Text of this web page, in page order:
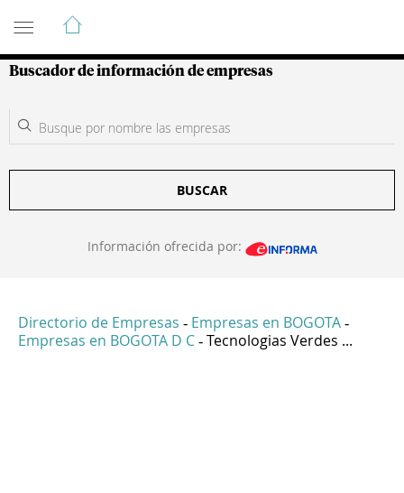
Guía de Empresas Colombianas
Buscador de información de empresas
BUSCAR
Información ofrecida por:
Directorio de Empresas - Empresas en BOGOTA -
Empresas en BOGOTA D C - Tecnologias Verdes ...